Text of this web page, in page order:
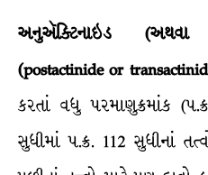
અનુઍક્ટિનાઇડ (અથવા
(postactinide or
કરતાં વધુ પરમાણુક્રમાંક
સુધીમાં પ.ક્ર. 112 સુધીનાં